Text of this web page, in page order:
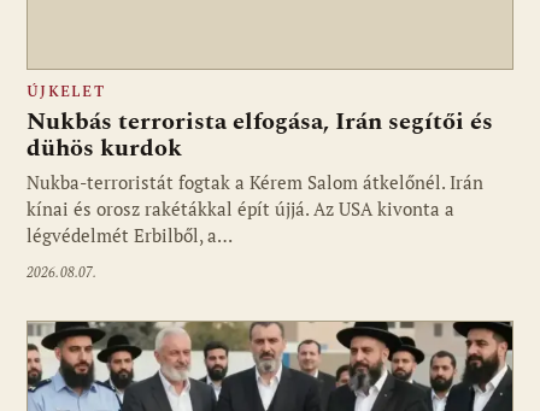
ÚJKELET
Nukbás terrorista elfogása, Irán segítői és
dühös kurdok
Nukba-terroristát fogtak a Kérem Salom átkelőnél. Irán
kínai és orosz rakétákkal épít újjá. Az USA kivonta a
légvédelmét Erbilből, a…
2026.08.07.